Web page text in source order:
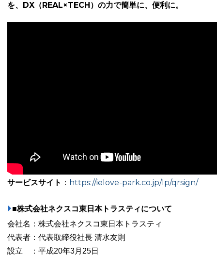
を、DX（REAL×TECH）の力で簡単に、便利に。
サービスサイト ： https://ielove-park.co.jp/lp/qrsign/
■株式会社ネクスコ東日本トラスティについて
会社名：株式会社ネクスコ東日本トラスティ
代表者：代表取締役社長 清水友則
設立 ：平成20年3月25日